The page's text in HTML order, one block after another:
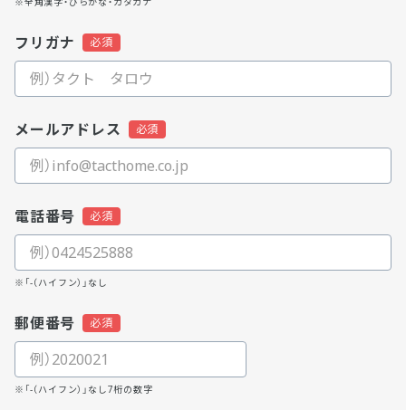
フリガナ
メールアドレス
電話番号
※「-（ハイフン）」なし
郵便番号
※「-（ハイフン）」なし7桁の数字